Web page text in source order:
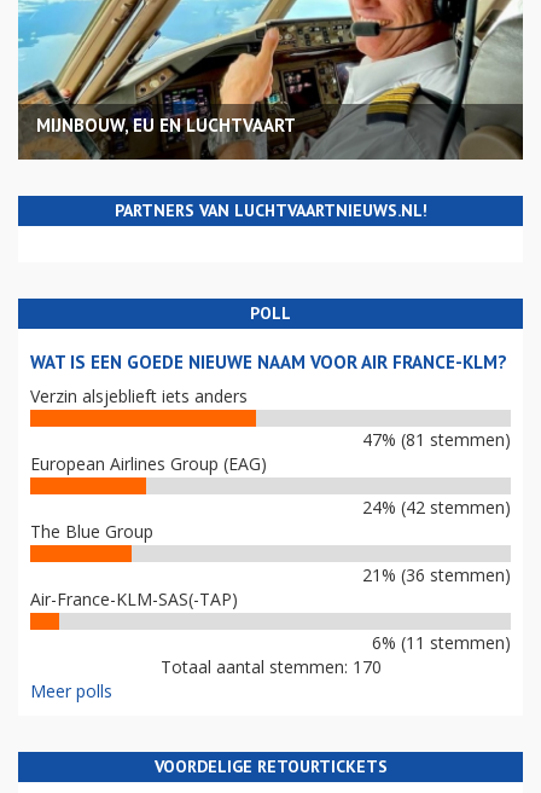
MIJNBOUW, EU EN LUCHTVAART
PARTNERS VAN LUCHTVAARTNIEUWS.NL!
POLL
WAT IS EEN GOEDE NIEUWE NAAM VOOR AIR FRANCE-KLM?
Verzin alsjeblieft iets anders
47% (81 stemmen)
European Airlines Group (EAG)
24% (42 stemmen)
The Blue Group
21% (36 stemmen)
Air-France-KLM-SAS(-TAP)
6% (11 stemmen)
Totaal aantal stemmen: 170
Meer polls
VOORDELIGE RETOURTICKETS